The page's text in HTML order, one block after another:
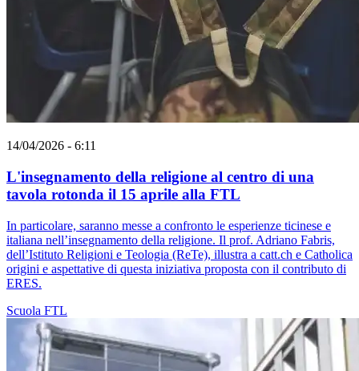
14/04/2026 - 6:11
L'insegnamento della religione al centro di una
tavola rotonda il 15 aprile alla FTL
In particolare, saranno messe a confronto le esperienze ticinese e
italiana nell’insegnamento della religione. Il prof. Adriano Fabris,
dell’Istituto Religioni e Teologia (ReTe), illustra a catt.ch e Catholica
origini e aspettative di questa iniziativa proposta con il contributo di
ERES.
Scuola FTL